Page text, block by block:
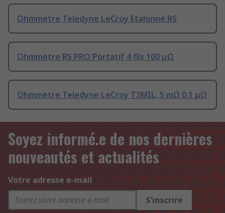
Ohmmètre Teledyne LeCroy Etalonné RS
Ohmmètre RS PRO Portatif 4 fils 100 μΩ
Ohmmètre Teledyne LeCroy T3MIL, 5 mΩ 0.1 μΩ
Soyez informé.e de nos dernières
nouveautés et actualités
Votre adresse e-mail
S'inscrire